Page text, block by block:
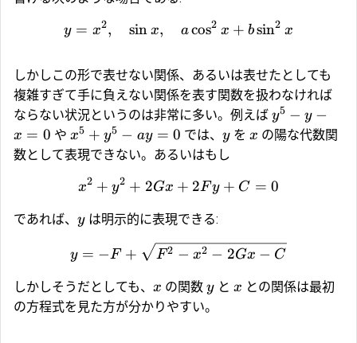
y = x2, sin x, acos2 x + bsin2 x
しかしこの形で表せない関係、あるいは表せたとしても
複雑すぎて手に負えない関係を表す関数を扱わなければ
ならない状況というのは非常に多い。例えば y5 − y −
x = 0 や x5 + y5 − ay = 0 では、yを x の陽な代数関
数として表現できない。あるいはもし
x2 + y2 + 2Gx + 2Fy + C = 0
であれば、 yは明示的に表現できる:
y = −F + F 2 − x2 − 2Gx − C
しかしそうだとしても、 x の関数 yと x との関係は最初
の方程式を見た方が分かりやすい。